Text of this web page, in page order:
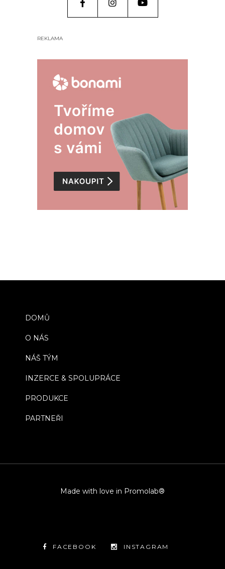
REKLAMA
DOMŮ
O NÁS
NÁŠ TÝM
INZERCE & SPOLUPRÁCE
PRODUKCE
PARTNEŘI
Made with love in Promolab®
FACEBOOK INSTAGRAM